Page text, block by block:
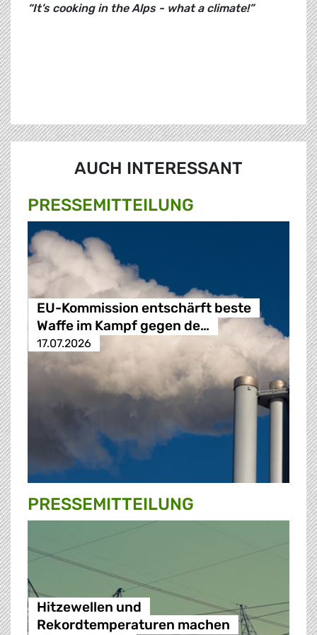
“It’s cooking in the Alps - what a climate!”
AUCH INTERESSANT
PRESSE­MITTEILUNG
EU-Kommission entschärft beste
Waffe im Kampf gegen de…
17.07.2026
PRESSE­MITTEILUNG
Hitzewellen und
Rekordtemperaturen machen